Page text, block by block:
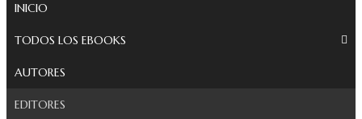
INICIO
TODOS LOS EBOOKS
AUTORES
EDITORES